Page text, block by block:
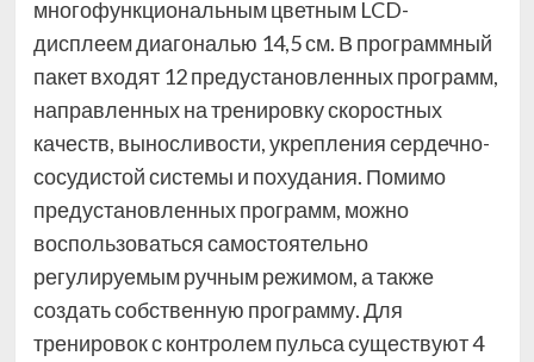
многофункциональным цветным LCD-
дисплеем диагональю 14,5 см. В программный
пакет входят 12 предустановленных программ,
направленных на тренировку скоростных
качеств, выносливости, укрепления сердечно-
сосудистой системы и похудания. Помимо
предустановленных программ, можно
воспользоваться самостоятельно
регулируемым ручным режимом, а также
создать собственную программу. Для
тренировок с контролем пульса существуют 4